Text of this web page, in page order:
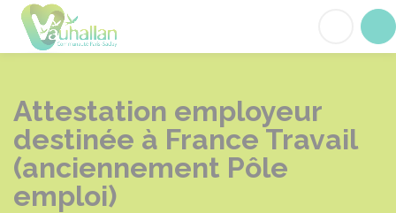
Attestation employeur
destinée à France Travail
(anciennement Pôle
emploi)